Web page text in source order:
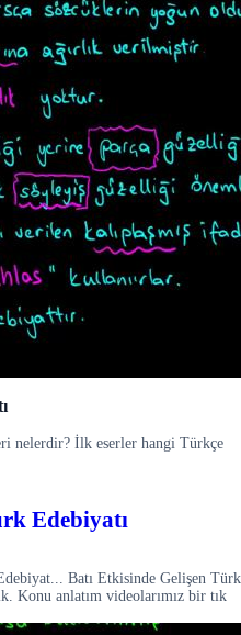
nelerdir? İlk eserler hangi Türkçe
Edebiyatı
Batı Etkisinde Gelişen Türk
Konu anlatım videolarımız bir tık